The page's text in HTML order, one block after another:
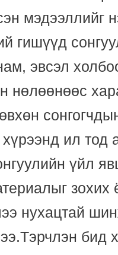
мэдээллийг
гишүүд
эвсэл
нөлөөнөөс
ил тод
үйл
зохих
нухацтай
бид